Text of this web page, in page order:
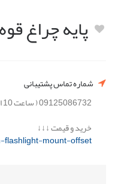
پایه چراغ
شماره تماس پشتیبانی
09125086732 ( ساعت 10 الی 20 )
خرید و قیمت ↓↓↓
mount-offset/